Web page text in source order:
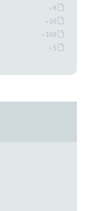
» 8
» 56
» 169
» 5